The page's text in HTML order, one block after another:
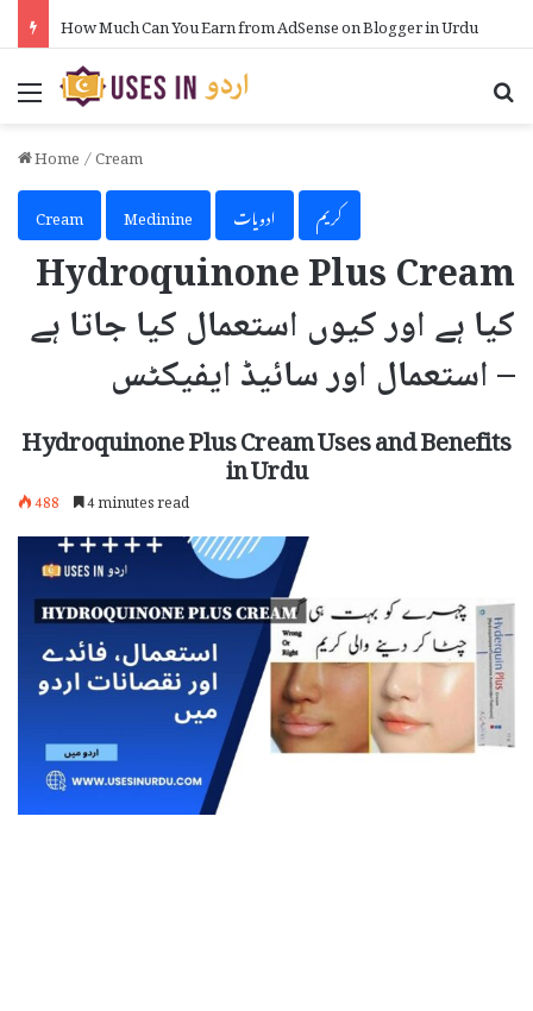
How Much Can You Earn from AdSense on Blogger in Urdu
Menu
Home/Cream
Cream
Medinine ادویات کریم
Hydroquinone Plus Cream
کیا ہے اور کیوں استعمال کیا جاتا ہے
– استعمال اور سائیڈ ایفیکٹس
Hydroquinone Plus Cream Uses and Benefits
in Urdu
488 4 minutes read